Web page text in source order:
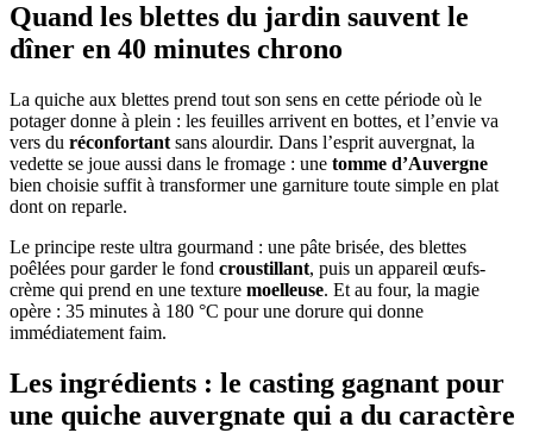
Quand les blettes du jardin sauvent le
dîner en 40 minutes chrono
La quiche aux blettes prend tout son sens en cette période où le
potager donne à plein : les feuilles arrivent en bottes, et l’envie va
vers du réconfortant sans alourdir. Dans l’esprit auvergnat, la
vedette se joue aussi dans le fromage : une tomme d’Auvergne
bien choisie suffit à transformer une garniture toute simple en plat
dont on reparle.
Le principe reste ultra gourmand : une pâte brisée, des blettes
poêlées pour garder le fond croustillant, puis un appareil œufs-
crème qui prend en une texture moelleuse. Et au four, la magie
opère : 35 minutes à 180 °C pour une dorure qui donne
immédiatement faim.
Les ingrédients : le casting gagnant pour
une quiche auvergnate qui a du caractère